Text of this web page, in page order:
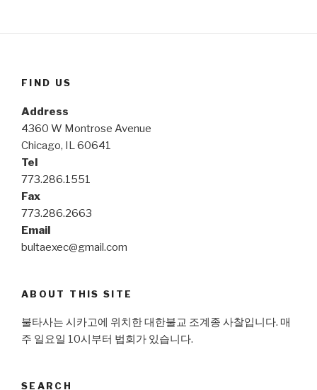
FIND US
Address
4360 W Montrose Avenue
Chicago, IL 60641
Tel
773.286.1551
Fax
773.286.2663
Email
bultaexec@gmail.com
ABOUT THIS SITE
불타사는 시카고에 위치한 대한불교 조계종 사찰입니다. 매
주 일요일 10시부터 법회가 있습니다.
SEARCH